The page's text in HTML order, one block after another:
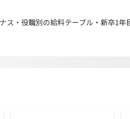
ス・役職別の給料テーブル・新卒1